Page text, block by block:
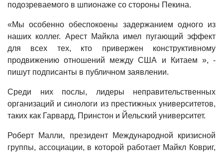
подозреваемого в шпионаже со стороны Пекина.
«Мы особенно обеспокоены задержанием одного из
наших коллег. Арест Майкла имел пугающий эффект
для всех тех, кто привержен конструктивному
продвижению отношений между США и Китаем », -
пишут подписанты в публичном заявлении.
Среди них послы, лидеры неправительственных
организаций и синологи из престижных университетов,
таких как Гарвард, Принстон и Йельский университет.
Роберт Малли, президент Международной кризисной
группы, ассоциации, в которой работает Майкл Ковриг,